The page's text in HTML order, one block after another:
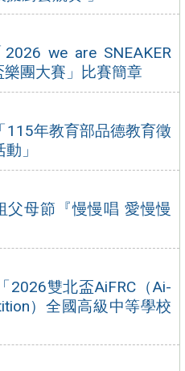
we are SNEAKER
樂團大賽」比賽簡章
年教育部品德教育徵
」
父母節『慢慢唱 愛慢慢
2026雙北盃AiFRC（Ai-
）全國高級中等學校